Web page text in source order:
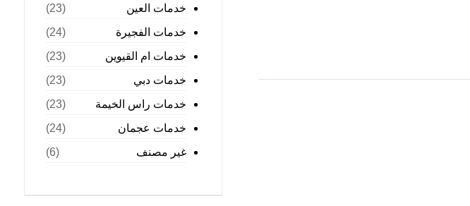
خدمات العين
(23)
خدمات الفجيرة
(24)
خدمات ام القيوين
(23)
خدمات دبي
(23)
خدمات راس الخيمة
(23)
خدمات عجمان
(24)
غير مصنف
(6)